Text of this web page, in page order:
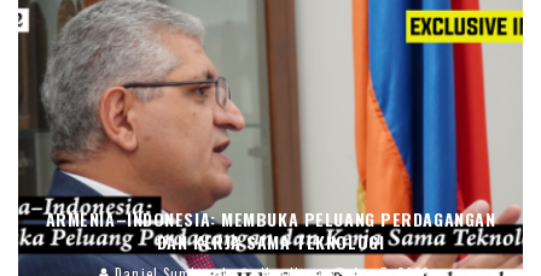
ARMENIA–INDONESIA: MEMBUKA PELUANG PERDAGANGAN
DAN KERJA SAMA TEKNOLOGI